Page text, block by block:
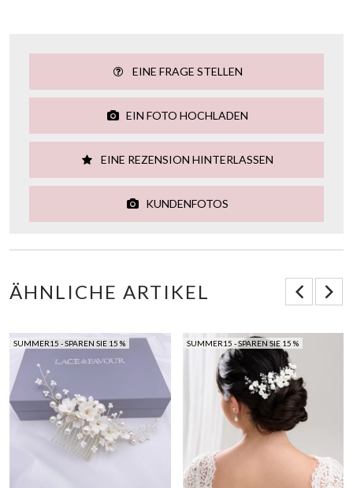
EINE FRAGE STELLEN
EIN FOTO HOCHLADEN
EINE REZENSION HINTERLASSEN
KUNDENFOTOS
ÄHNLICHE ARTIKEL
SUMMER15 - SPAREN SIE 15 % SUMMER15 - SPAREN SIE 15 %